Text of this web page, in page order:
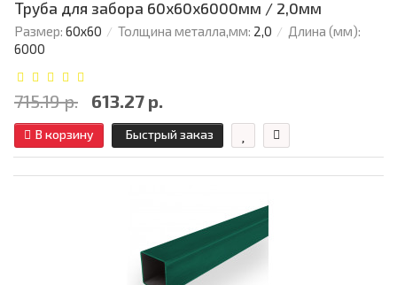
Труба для забора 60х60x6000мм / 2,0мм
Размер: 60х60 Толщина металла,мм: 2,0
Длина (мм):
6000
715.19 р. 613.27 р.
В корзину Быстрый заказ